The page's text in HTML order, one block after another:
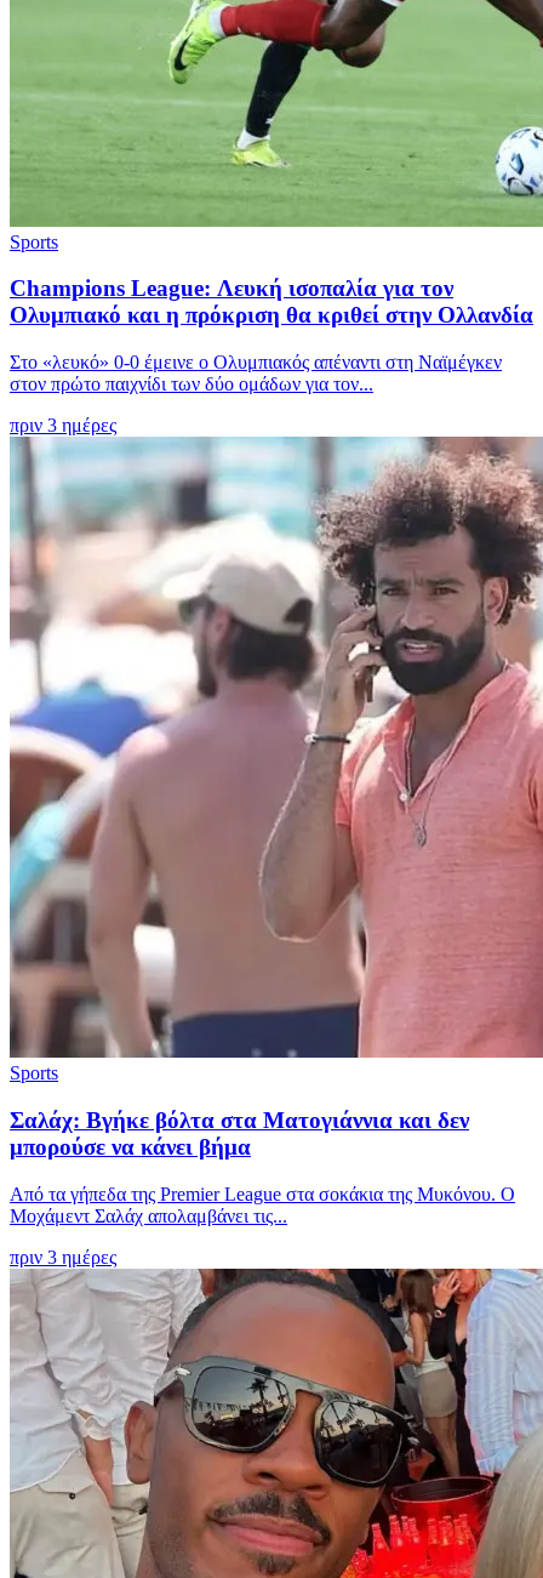
Sports
Champions League: Λευκή ισοπαλία για τον
Ολυμπιακό και η πρόκριση θα κριθεί στην Ολλανδία
Στο «λευκό» 0-0 έμεινε ο Ολυμπιακός απέναντι στη Ναϊμέγκεν
στον πρώτο παιχνίδι των δύο ομάδων για τον...
πριν 3 ημέρες
Sports
Σαλάχ: Βγήκε βόλτα στα Ματογιάννια και δεν
μπορούσε να κάνει βήμα
Από τα γήπεδα της Premier League στα σοκάκια της Μυκόνου. Ο
Μοχάμεντ Σαλάχ απολαμβάνει τις...
πριν 3 ημέρες